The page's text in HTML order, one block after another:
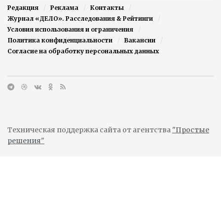
Редакция Реклама
Контакты
Журнал «ДЕЛО». Расследования & Рейтинги
Условия использования и ограничения
Политика конфиденциальности
Вакансии
Согласие на обработку персональных данных
Техническая поддержка сайта от агентства "Простые
решения"